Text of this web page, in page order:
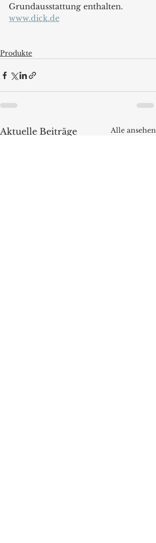
Grundausstattung enthalten.
www.dick.de
Produkte
Aktuelle Beiträge Alle ansehen